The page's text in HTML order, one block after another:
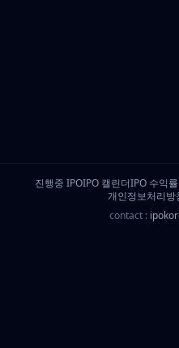
진행중 IPOIPO 캘린더IPO 수익률
개인정보처리방
contact :